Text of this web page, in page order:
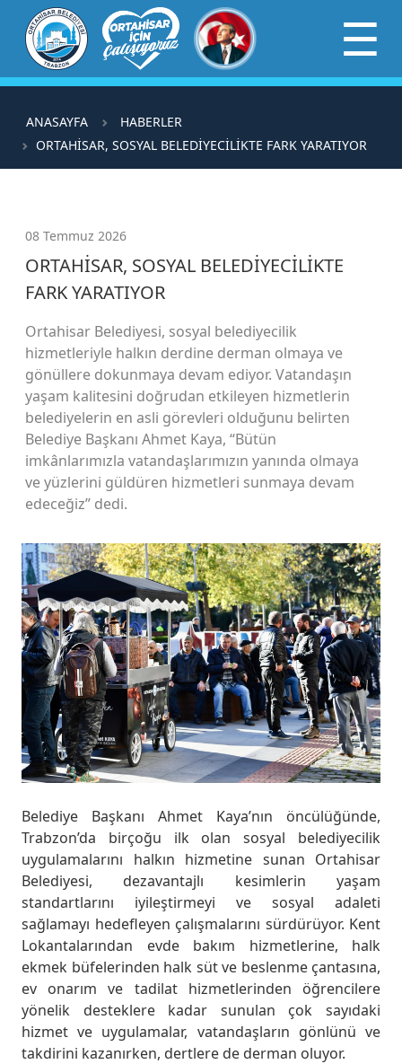
×
☰
ANASAYFA
HABERLER
ORTAHİSAR, SOSYAL BELEDİYECİLİKTE FARK YARATIYOR
08 Temmuz 2026
ORTAHİSAR, SOSYAL BELEDİYECİLİKTE
FARK YARATIYOR
Ortahisar Belediyesi, sosyal belediyecilik
hizmetleriyle halkın derdine derman olmaya ve
gönüllere dokunmaya devam ediyor. Vatandaşın
yaşam kalitesini doğrudan etkileyen hizmetlerin
belediyelerin en asli görevleri olduğunu belirten
Belediye Başkanı Ahmet Kaya, “Bütün
imkânlarımızla vatandaşlarımızın yanında olmaya
ve yüzlerini güldüren hizmetleri sunmaya devam
edeceğiz” dedi.
Belediye Başkanı Ahmet Kaya’nın öncülüğünde,
Trabzon’da birçoğu ilk olan sosyal belediyecilik
uygulamalarını halkın hizmetine sunan Ortahisar
Belediyesi, dezavantajlı kesimlerin yaşam
standartlarını iyileştirmeyi ve sosyal adaleti
sağlamayı hedefleyen çalışmalarını sürdürüyor. Kent
Lokantalarından evde bakım hizmetlerine, halk
ekmek büfelerinden halk süt ve beslenme çantasına,
ev onarım ve tadilat hizmetlerinden öğrencilere
yönelik desteklere kadar sunulan çok sayıdaki
hizmet ve uygulamalar, vatandaşların gönlünü ve
takdirini kazanırken, dertlere de derman oluyor.